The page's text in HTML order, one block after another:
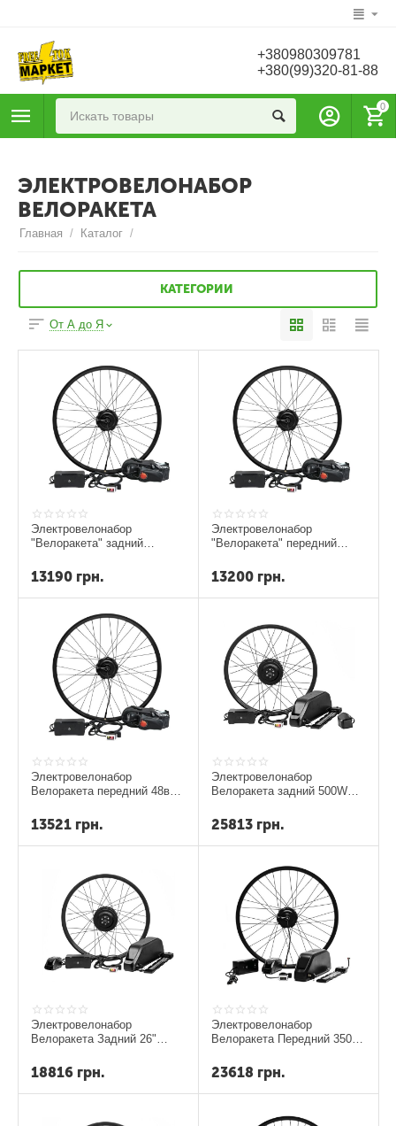
+380980309781
+380(99)320-81-88
0
ЭЛЕКТРОВЕЛОНАБОР
ВЕЛОРАКЕТА
Главная / Каталог /
КАТЕГОРИИ
От А до Я
Электровелонабор
"Велоракета" задний
ампера
13190 грн.
Электровелонабор
"Велоракета" передний
ампера
13200 грн.
Электровелонабор
Велоракета передний 48в
13521 грн.
Электровелонабор
Велоракета задний 500W
25813 грн.
Электровелонабор
Велоракета Задний 26"
18816 грн.
Электровелонабор
Велоракета Передний 350W
23618 грн.